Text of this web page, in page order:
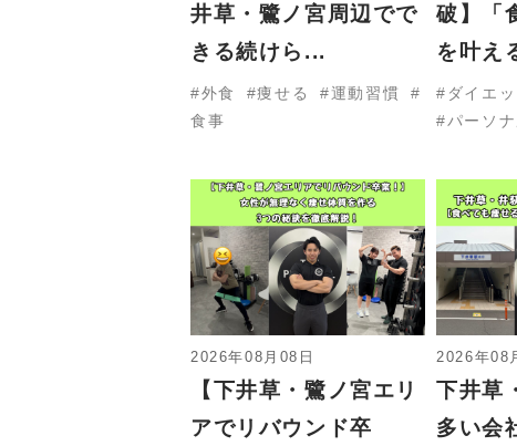
井草・鷺ノ宮周辺でで
きる続けら...
外食 痩せる
運動習慣
食事
破】「
を叶え
ダイエッ
パーソ
2026年08月08日
【下井草・鷺ノ宮エリ
アでリバウンド卒
2026年08
下井草
多い会